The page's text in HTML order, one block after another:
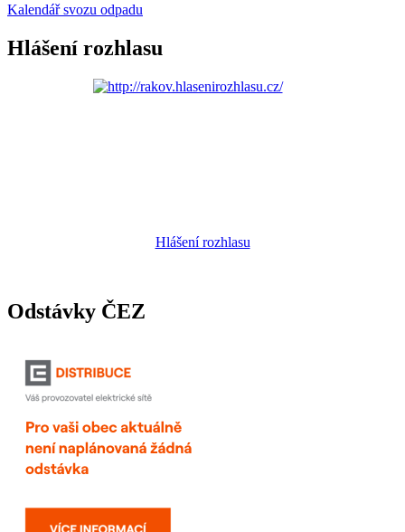
Kalendář svozu odpadu
Hlášení rozhlasu
Hlášení rozhlasu
Odstávky ČEZ